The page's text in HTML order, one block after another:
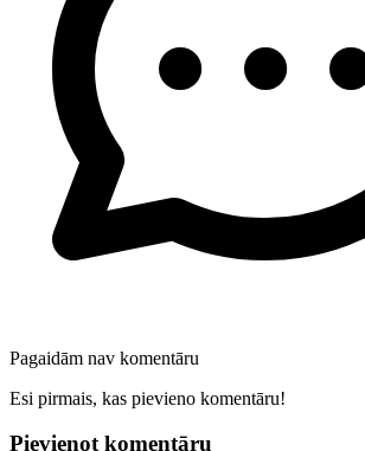
Pagaidām nav komentāru
Esi pirmais, kas pievieno komentāru!
Pievienot komentāru